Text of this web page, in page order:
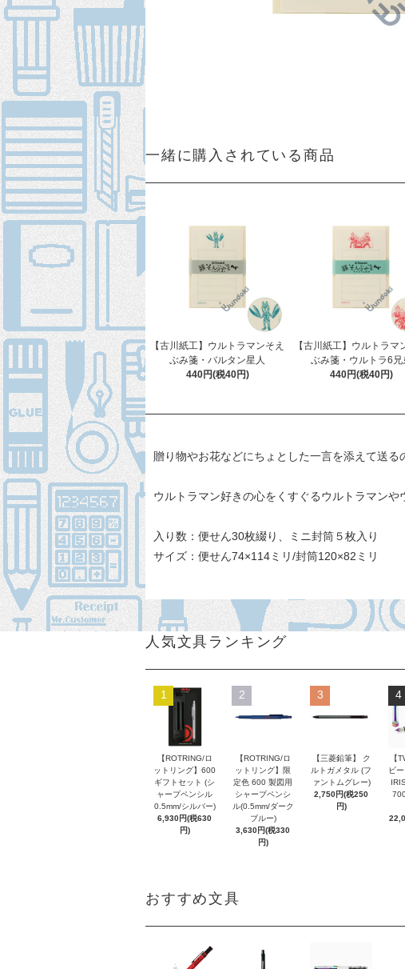
一緒に購入されている商品
【古川紙工】ウルトラマンそえ
ぶみ箋・バルタン星人
440円(税40円)
【古川紙工】ウルトラマ
ぶみ箋・ウルトラ6兄
440円(税40円)
贈り物やお花などにちょとした一言を添えて送る
ウルトラマン好きの心をくすぐるウルトラマンや
入り数：便せん30枚綴り、ミニ封筒５枚入り
サイズ：便せん74×114ミリ/封筒120×82ミリ
人気文具ランキング
1
【ROTRING/ロ
ットリング】600
ギフトセット (シ
ャープペンシル
0.5mm/シルバー)
6,930円(税630
円)
2
【ROTRING/ロ
ットリング】限
定色 600 製図用
シャープペンシ
ル(0.5mm/ダーク
ブルー)
3,630円(税330
円)
3
【三菱鉛筆】 ク
ルトガメタル (フ
ァントムグレー)
2,750円(税250
円)
4
【
ビ
おすすめ文具